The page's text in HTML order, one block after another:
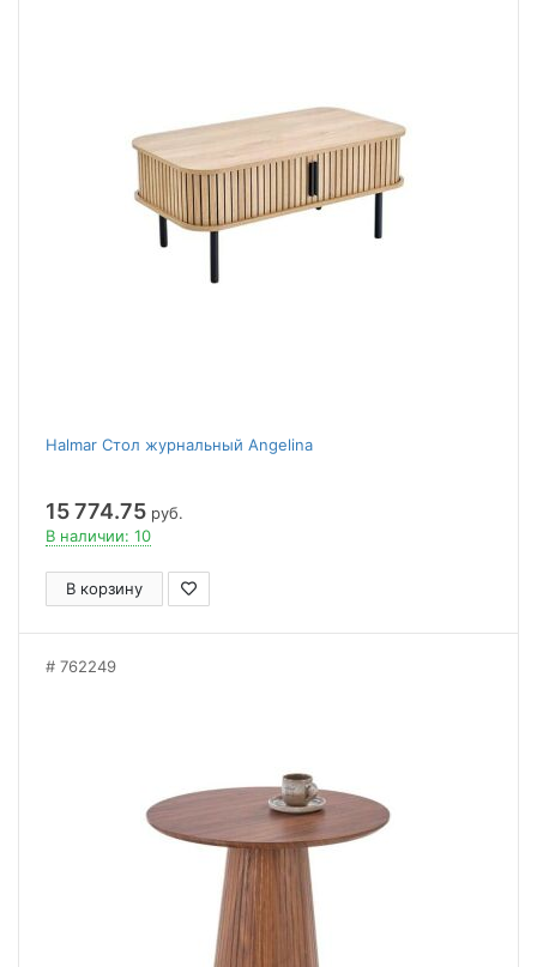
Halmar Стол журнальный Angelina
15 774.75 руб.
В наличии: 10
В корзину
762249